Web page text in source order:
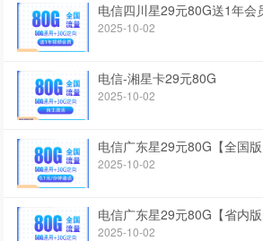
电信四川星29元80G送1年会
2025-10-02
电信-湘星卡29元80G
2025-10-02
电信广东星29元80G【全国版
2025-10-02
电信广东星29元80G【省内版
2025-10-02